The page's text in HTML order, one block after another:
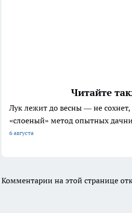
Читайте
Лук лежит до весны — не сохнет,
«слоеный» метод опытных
6 августа
Комментарии на этой странице